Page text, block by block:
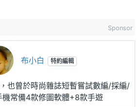
Sponsor
布小白 特約編輯
也曾於時尚雜誌短暫嘗試數編/採編/
機常備4款修圖軟體+8款手遊